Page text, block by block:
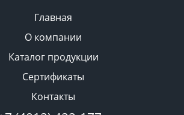
Главная
О компании
Каталог продукции
Сертификаты
Контакты